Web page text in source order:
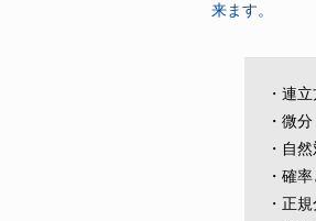
来ます。
・連
・微
・自
・確
・正